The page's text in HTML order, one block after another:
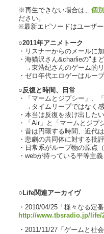
※再生できない場合は、 個
ださい。
※最新エピソードはユーザ
○2011年アニメトーク
・リスナーからのメールに
・海猫沢さん&charlieの"ま
→東浩紀さんのゲーム的リ
・ゼロ年代エロゲーはルー
○反復と時間、日常
・「マームとジプシー」、
→タイムリープではなく感
・本当は反復を抜け出した
・「Air」と「マームとジプ
・昔は円環する時間、近代
・悲劇の共同体に対する批
・日常系がループ物の原点
・webが持っている平等主
○Life関連アーカイヴ
・2010/04/25「様々なる定
http://www.tbsradio.jp/life/
・2011/11/27「ゲームと社